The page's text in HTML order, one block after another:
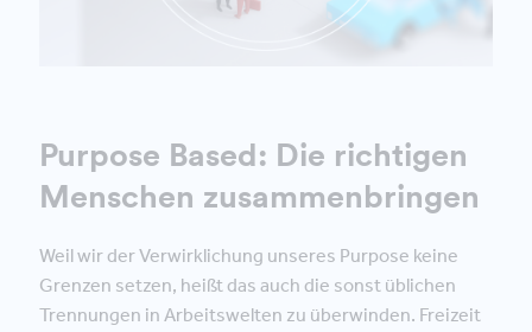
Purpose Based: Die richtigen
Menschen zusammenbringen
Weil wir der Verwirklichung unseres Purpose keine
Grenzen setzen, heißt das auch die sonst üblichen
Trennungen in Arbeitswelten zu überwinden. Freizeit